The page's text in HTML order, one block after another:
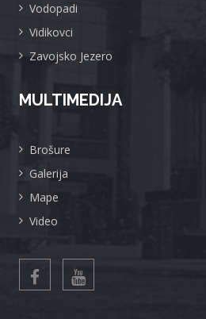
Vodopadi
Vidikovci
Zavojsko Jezero
MULTIMEDIJA
Brošure
Galerija
Mape
Video